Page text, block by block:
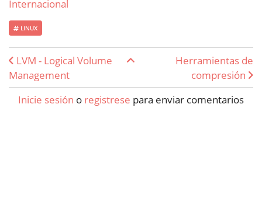
Internacional
LINUX
Enlaces transversales de
LVM - Logical Volume
Management
Herramientas de
compresión
Inicie sesión o registrese para enviar comentarios